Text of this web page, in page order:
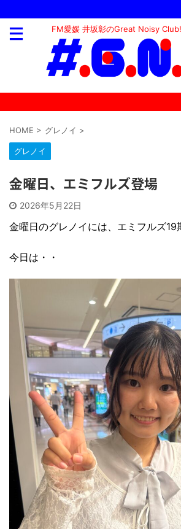
FM愛媛 井坂彰のGreat Noisy
HOME > グレノイ >
グレノイ
金曜日、エミフルズ登場
2026年5月22日
金曜日のグレノイには、エミフルズ19
今日は・・